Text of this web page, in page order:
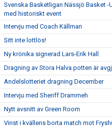
Svenska Basketligan Nässjö Basket -
med historiskt event
Intervju med Coach Källman
Sitt inte lottlös!
Ny krönika signerad Lars-Erik Hall
Dragning av Stora Halva potten är
Andelslotteriet dragning December
Intervju med Sheriff Drammeh
Nytt avsnitt av Green Room
Vinst i kvällens borta match mot